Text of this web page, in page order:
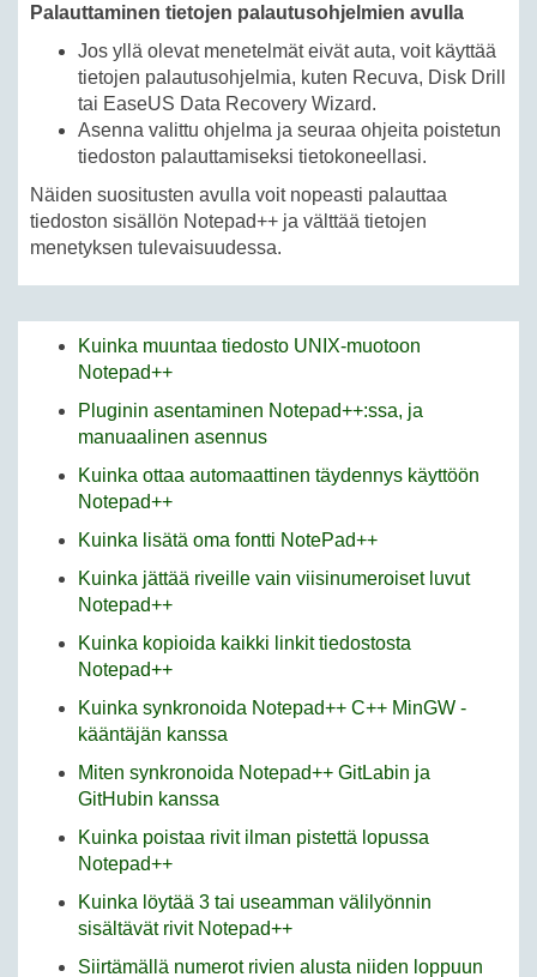
Palauttaminen tietojen palautusohjelmien avulla
Jos yllä olevat menetelmät eivät auta, voit käyttää
tietojen palautusohjelmia, kuten Recuva, Disk Drill
tai EaseUS Data Recovery Wizard.
Asenna valittu ohjelma ja seuraa ohjeita poistetun
tiedoston palauttamiseksi tietokoneellasi.
Näiden suositusten avulla voit nopeasti palauttaa
tiedoston sisällön Notepad++ ja välttää tietojen
menetyksen tulevaisuudessa.
Kuinka muuntaa tiedosto UNIX-muotoon
Notepad++
Pluginin asentaminen Notepad++:ssa, ja
manuaalinen asennus
Kuinka ottaa automaattinen täydennys käyttöön
Notepad++
Kuinka lisätä oma fontti NotePad++
Kuinka jättää riveille vain viisinumeroiset luvut
Notepad++
Kuinka kopioida kaikki linkit tiedostosta
Notepad++
Kuinka synkronoida Notepad++ C++ MinGW -
kääntäjän kanssa
Miten synkronoida Notepad++ GitLabin ja
GitHubin kanssa
Kuinka poistaa rivit ilman pistettä lopussa
Notepad++
Kuinka löytää 3 tai useamman välilyönnin
sisältävät rivit Notepad++
Siirtämällä numerot rivien alusta niiden loppuun